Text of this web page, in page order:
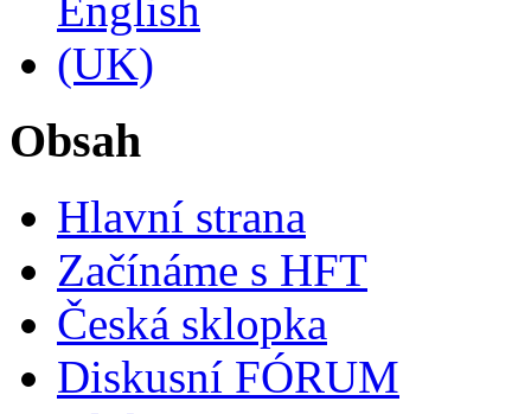
Obsah
Hlavní strana
Začínáme s HFT
Česká sklopka
Diskusní FÓRUM